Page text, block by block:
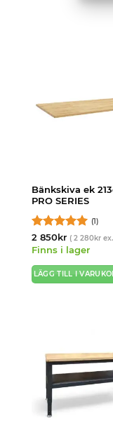
Bänkskiva ek
PRO SERIES
Betygsatt5
av 5
(1)
2 850kr ( 2 280kr
Finns i lager
LÄGG TILL I